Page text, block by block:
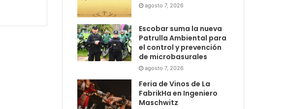
agosto 7, 2026
Escobar suma la nueva
Patrulla Ambiental para
el control y prevención
de microbasurales
agosto 7, 2026
Feria de Vinos de La
FabrikHa en Ingeniero
Maschwitz